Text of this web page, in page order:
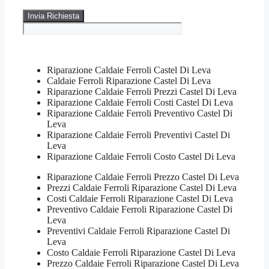
Riparazione Caldaie Ferroli Castel Di Leva
Caldaie Ferroli Riparazione Castel Di Leva
Riparazione Caldaie Ferroli Prezzi Castel Di Leva
Riparazione Caldaie Ferroli Costi Castel Di Leva
Riparazione Caldaie Ferroli Preventivo Castel Di
Leva
Riparazione Caldaie Ferroli Preventivi Castel Di
Leva
Riparazione Caldaie Ferroli Costo Castel Di Leva
Riparazione Caldaie Ferroli Prezzo Castel Di Leva
Prezzi Caldaie Ferroli Riparazione Castel Di Leva
Costi Caldaie Ferroli Riparazione Castel Di Leva
Preventivo Caldaie Ferroli Riparazione Castel Di
Leva
Preventivi Caldaie Ferroli Riparazione Castel Di
Leva
Costo Caldaie Ferroli Riparazione Castel Di Leva
Prezzo Caldaie Ferroli Riparazione Castel Di Leva